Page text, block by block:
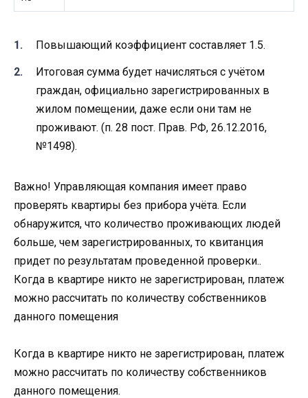
Повышающий коэффициент составляет 1.5.
Итоговая сумма будет начисляться с учётом
граждан, официально зарегистрированных в
жилом помещении, даже если они там не
проживают. (п. 28 пост. Прав. РФ, 26.12.2016,
№1498).
Важно! Управляющая компания имеет право
проверять квартиры без прибора учёта. Если
обнаружится, что количество проживающих людей
больше, чем зарегистрированных, то квитанция
придет по результатам проведенной проверки..
Когда в квартире никто не зарегистрирован, платеж
можно рассчитать по количеству собственников
данного помещения
Когда в квартире никто не зарегистрирован, платеж
можно рассчитать по количеству собственников
данного помещения.